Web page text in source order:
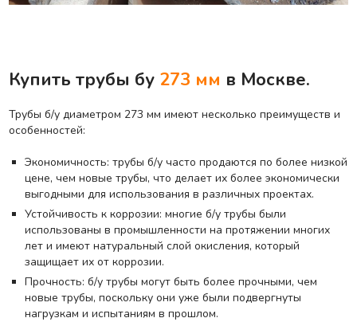
Купить трубы бу 273 мм в Москве.
Трубы б/у диаметром 273 мм имеют несколько преимуществ и
особенностей:
Экономичность: трубы б/у часто продаются по более низкой
цене, чем новые трубы, что делает их более экономически
выгодными для использования в различных проектах.
Устойчивость к коррозии: многие б/у трубы были
использованы в промышленности на протяжении многих
лет и имеют натуральный слой окисления, который
защищает их от коррозии.
Прочность: б/у трубы могут быть более прочными, чем
новые трубы, поскольку они уже были подвергнуты
нагрузкам и испытаниям в прошлом.